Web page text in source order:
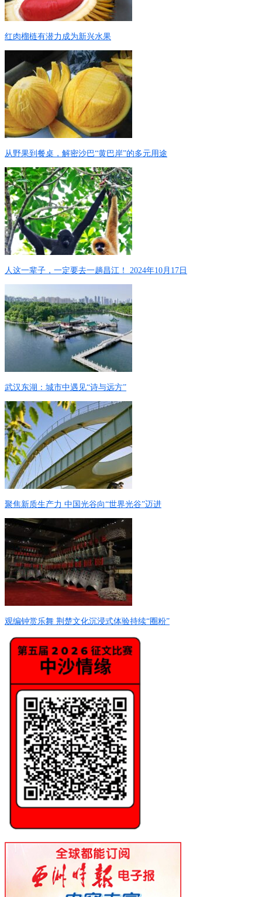
红肉榴梿有潜力成为新兴水果
从野果到餐桌，解密沙巴“黄巴岸”的多元用途
人这一辈子，一定要去一趟昌江！ 2024年10月17日
武汉东湖：城市中遇见“诗与远方”
聚焦新质生产力 中国光谷向“世界光谷”迈进
观编钟赏乐舞 荆楚文化沉浸式体验持续“圈粉”